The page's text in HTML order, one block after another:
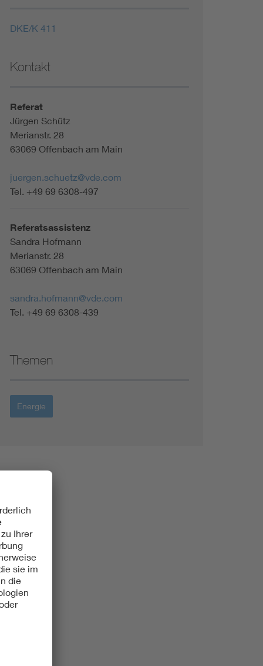
DKE/K 411
Kontakt
Referat
Jürgen Schütz
Merianstr. 28
63069 Offenbach am Main
juergen.schuetz@vde.com
Tel. +49 69 6308-497
Referatsassistenz
Sandra Hofmann
Merianstr. 28
63069 Offenbach am Main
sandra.hofmann@vde.com
Tel. +49 69 6308-439
Themen
Energie